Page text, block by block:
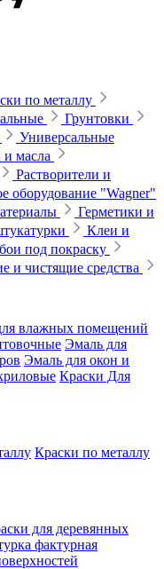
по металлу
Грунтовки
Универсальные
масла
Растворители и
оборудование "Wagner"
Герметики и
Клеи и
под покраску
и чистящие средства
влажных помещений
Эмаль для
Эмаль для окон и
Краски Для
Краски по металлу
для деревянных
фактурная